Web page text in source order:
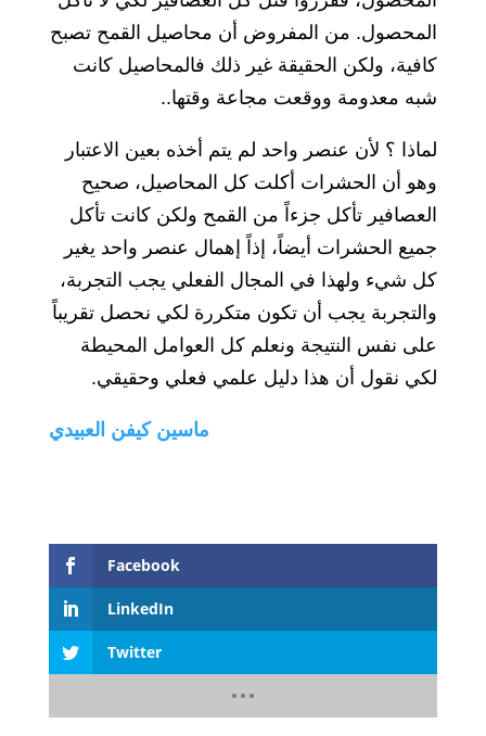
المحصول. من المفروض أن محاصيل القمح تصبح
كافية، ولكن الحقيقة غير ذلك فالمحاصيل كانت
شبه معدومة ووقعت مجاعة وقتها..
لماذا ؟ لأن عنصر واحد لم يتم أخذه بعين الاعتبار
وهو أن الحشرات أكلت كل المحاصيل، صحيح
العصافير تأكل جزءاً من القمح ولكن كانت تأكل
جميع الحشرات أيضاً، إذاً إهمال عنصر واحد يغير
كل شيء ولهذا في المجال الفعلي يجب التجربة،
والتجربة يجب أن تكون متكررة لكي نحصل تقريباً
على نفس النتيجة ونعلم كل العوامل المحيطة
لكي نقول أن هذا دليل علمي فعلي وحقيقي.
ماسين كيفن العبيدي
Facebook
LinkedIn
Twitter